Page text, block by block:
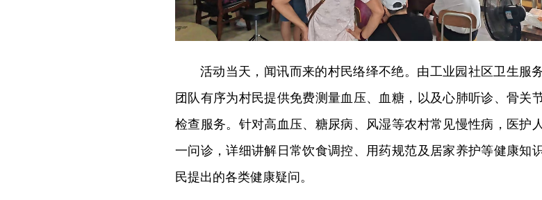
活动当天，闻讯而来的村民络绎不绝。由工业园社区卫生服
团队有序为村民提供免费测量血压、血糖，以及心肺听诊、骨关
检查服务。针对高血压、糖尿病、风湿等农村常见慢性病，医护
一问诊，详细讲解日常饮食调控、用药规范及居家养护等健康知
民提出的各类健康疑问。